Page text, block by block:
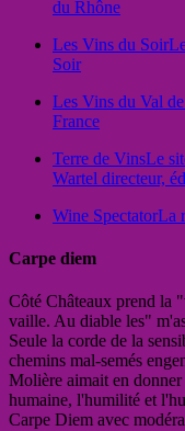
du Rhône
Les Vins du Soir
Soir
Les Vins du Val
France
Terre de VinsLe
Wartel directeur,
Wine SpectatorLa
Carpe diem
Côté Châteaux prend la
vaille. Au diable les"
Seule la corde de la
chemins mal-semés
Molière aimait en donner
humaine, l'humilité et
Carpe Diem avec